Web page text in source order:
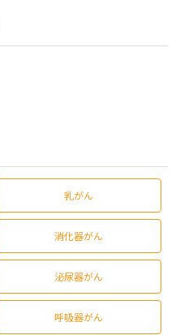
乳がん
消化器がん
泌尿器がん
呼吸器がん